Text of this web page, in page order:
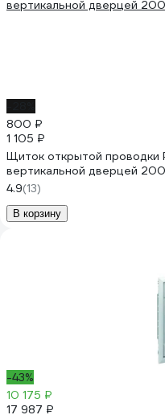
800 ₽
1 105 ₽
Щиток открытой проводки
вертикальной дверцей
4.9(13)
В корзину
-43%
10 175 ₽
17 987 ₽